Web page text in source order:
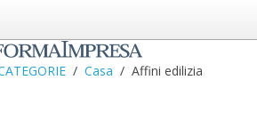
Casa Affini edilizia